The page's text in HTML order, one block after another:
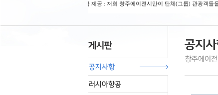
★단체(그룹) 요금 제공 : 저희 창주에이젼시만이 단체(그룹) 관광객들을